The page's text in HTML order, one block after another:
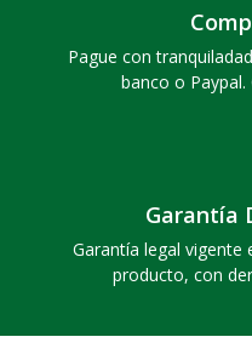
Pague con
banco o Paypal.
Garantía
Garantía legal vigente
producto, con